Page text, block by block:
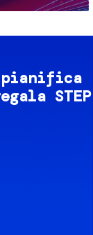
STEP